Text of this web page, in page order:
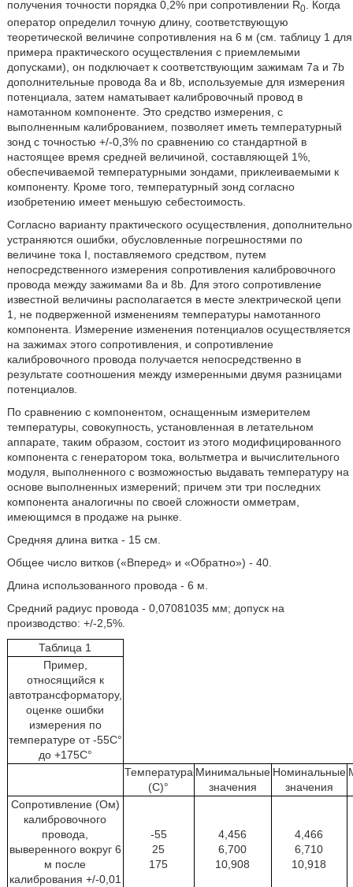
получения точности порядка 0,2% при сопротивлении R0. Когда
оператор определил точную длину, соответствующую
теоретической величине сопротивления на 6 м (см. таблицу 1 для
примера практического осуществления с приемлемыми
допусками), он подключает к соответствующим зажимам 7a и 7b
дополнительные провода 8a и 8b, используемые для измерения
потенциала, затем наматывает калибровочный провод в
намотанном компоненте. Это средство измерения, с
выполненным калиброванием, позволяет иметь температурный
зонд с точностью +/-0,3% по сравнению со стандартной в
настоящее время средней величиной, составляющей 1%,
обеспечиваемой температурными зондами, приклеиваемыми к
компоненту. Кроме того, температурный зонд согласно
изобретению имеет меньшую себестоимость.
Согласно варианту практического осуществления, дополнительно
устраняются ошибки, обусловленные погрешностями по
величине тока I, поставляемого средством, путем
непосредственного измерения сопротивления калибровочного
провода между зажимами 8a и 8b. Для этого сопротивление
известной величины располагается в месте электрической цепи
1, не подверженной изменениям температуры намотанного
компонента. Измерение изменения потенциалов осуществляется
на зажимах этого сопротивления, и сопротивление
калибровочного провода получается непосредственно в
результате соотношения между измеренными двумя разницами
потенциалов.
По сравнению с компонентом, оснащенным измерителем
температуры, совокупность, установленная в летательном
аппарате, таким образом, состоит из этого модифицированного
компонента с генератором тока, вольтметра и вычислительного
модуля, выполненного с возможностью выдавать температуру на
основе выполненных измерений; причем эти три последних
компонента аналогичны по своей сложности омметрам,
имеющимся в продаже на рынке.
Средняя длина витка - 15 см.
Общее число витков («Вперед» и «Обратно») - 40.
Длина использованного провода - 6 м.
Средний радиус провода - 0,07081035 мм; допуск на
производство: +/-2,5%.
Таблица 1
Пример,
относящийся к
автотрансформатору,
оценке ошибки
измерения по
температуре от -55C°
до +175C°
Температура
(C)°
Минимальные
значения
Номинальные
значения
Сопротивление (Ом)
калибровочного
провода,
выверенного вокруг 6
м после
калибрования +/-0,01
-55
25
175
4,456
6,700
10,908
4,466
6,710
10,918